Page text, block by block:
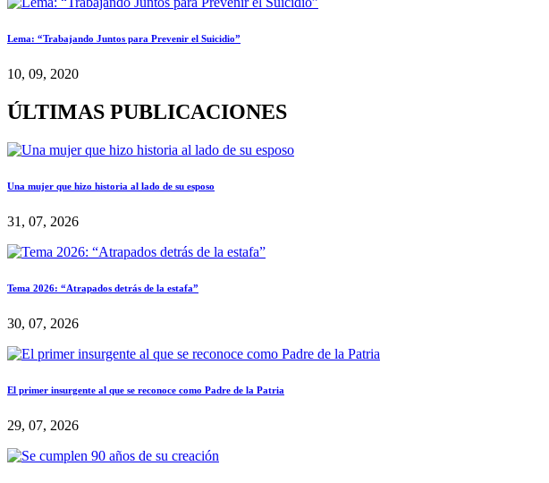
Lema: “Trabajando Juntos para Prevenir el Suicidio”
10, 09, 2020
ÚLTIMAS PUBLICACIONES
Una mujer que hizo historia al lado de su esposo
31, 07, 2026
Tema 2026: “Atrapados detrás de la estafa”
30, 07, 2026
El primer insurgente al que se reconoce como Padre de la Patria
29, 07, 2026